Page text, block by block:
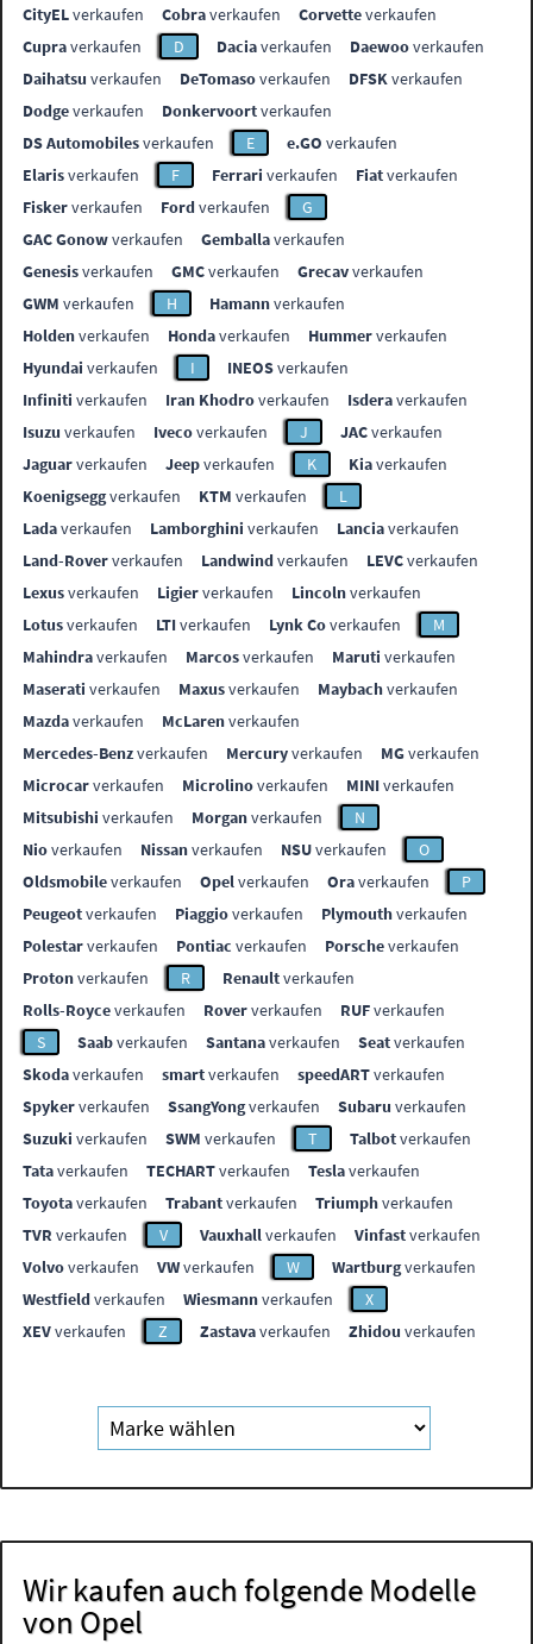
CityELverkaufen Cobraverkaufen Corvetteverkaufen
Cupraverkaufen D Daciaverkaufen Daewooverkaufen
Daihatsu verkaufen DeTomasoverkaufen DFSKverkaufen
Dodgeverkaufen Donkervoortverkaufen
DS Automobilesverkaufen E e.GO verkaufen
Elarisverkaufen F Ferrari verkaufen Fiatverkaufen
Fiskerverkaufen Fordverkaufen
G
GAC Gonowverkaufen Gemballaverkaufen
Genesisverkaufen GMCverkaufen Grecavverkaufen
GWM verkaufen H Hamannverkaufen
Holdenverkaufen Hondaverkaufen Hummerverkaufen
Hyundai verkaufen I INEOSverkaufen
Infiniti verkaufen Iran Khodroverkaufen Isderaverkaufen
Isuzu verkaufen Ivecoverkaufen J JACverkaufen
Jaguarverkaufen Jeepverkaufen K Kiaverkaufen
Koenigseggverkaufen KTM verkaufen
L
Ladaverkaufen Lamborghini verkaufen Lanciaverkaufen
Land-Roververkaufen Landwindverkaufen LEVCverkaufen
Lexusverkaufen Ligierverkaufen Lincolnverkaufen
Lotusverkaufen LTIverkaufen Lynk Coverkaufen
M
Mahindraverkaufen Marcosverkaufen Maruti verkaufen
Maserati verkaufen Maxusverkaufen Maybachverkaufen
Mazdaverkaufen McLarenverkaufen
Mercedes-Benzverkaufen Mercuryverkaufen MGverkaufen
Microcarverkaufen Microlinoverkaufen MINIverkaufen
Mitsubishi verkaufen Morganverkaufen
N
Nioverkaufen Nissanverkaufen NSUverkaufen
O
Oldsmobileverkaufen Opelverkaufen Oraverkaufen
P
Peugeotverkaufen Piaggioverkaufen Plymouthverkaufen
Polestarverkaufen Pontiac verkaufen Porscheverkaufen
Protonverkaufen R Renaultverkaufen
Rolls-Royceverkaufen Roververkaufen RUFverkaufen
S
Saabverkaufen Santanaverkaufen Seatverkaufen
Skodaverkaufen smartverkaufen speedARTverkaufen
Spykerverkaufen SsangYongverkaufen Subaru verkaufen
Suzuki verkaufen SWM verkaufen T Talbotverkaufen
Tataverkaufen TECHARTverkaufen Teslaverkaufen
Toyotaverkaufen Trabantverkaufen Triumphverkaufen
TVR verkaufen V Vauxhallverkaufen Vinfastverkaufen
Volvoverkaufen VWverkaufen W Wartburgverkaufen
Westfieldverkaufen Wiesmannverkaufen
X
XEVverkaufen Z Zastavaverkaufen Zhidou verkaufen
Wir kaufen auch folgende Modelle
von Opel